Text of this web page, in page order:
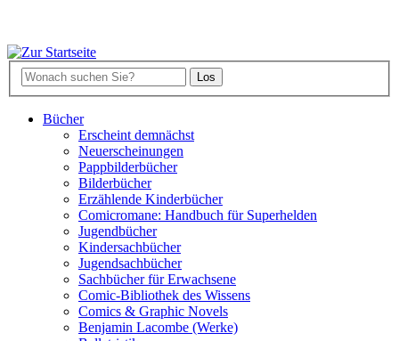
Bücher
Erscheint demnächst
Neuerscheinungen
Pappbilderbücher
Bilderbücher
Erzählende Kinderbücher
Comicromane: Handbuch für Superhelden
Jugendbücher
Kindersachbücher
Jugendsachbücher
Sachbücher für Erwachsene
Comic-Bibliothek des Wissens
Comics & Graphic Novels
Benjamin Lacombe (Werke)